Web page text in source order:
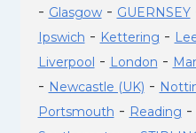
- Glasgow- GUERNSEY
Ipswich - Kettering -
Liverpool - London -
- Newcastle (UK) -
Portsmouth - Reading -